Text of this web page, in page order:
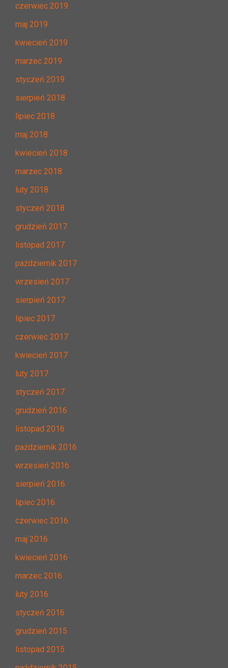
czerwiec 2019
maj 2019
kwiecień 2019
marzec 2019
styczeń 2019
sierpień 2018
lipiec 2018
maj 2018
kwiecień 2018
marzec 2018
luty 2018
styczeń 2018
grudzień 2017
listopad 2017
październik 2017
wrzesień 2017
sierpień 2017
lipiec 2017
czerwiec 2017
kwiecień 2017
luty 2017
styczeń 2017
grudzień 2016
listopad 2016
październik 2016
wrzesień 2016
sierpień 2016
lipiec 2016
czerwiec 2016
maj 2016
kwiecień 2016
marzec 2016
luty 2016
styczeń 2016
grudzień 2015
listopad 2015